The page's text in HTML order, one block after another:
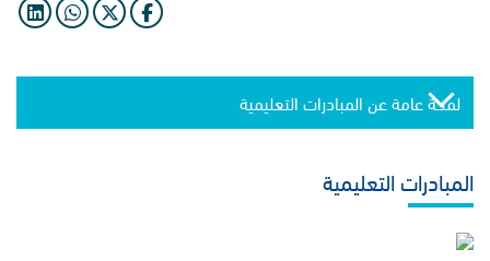
لمحة عامة عن المبادرات التعليمية
المبادرات التعليمية